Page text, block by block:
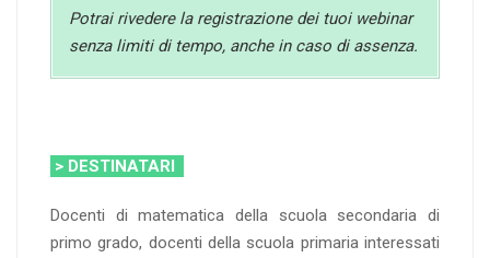
Potrai rivedere la registrazione dei tuoi webinar
senza limiti di tempo, anche in caso di assenza.
> DESTINATARI
Docenti di matematica della scuola secondaria di
primo grado, docenti della scuola primaria interessati